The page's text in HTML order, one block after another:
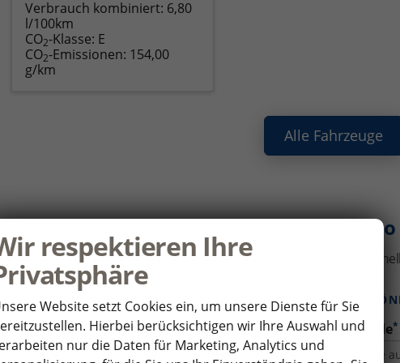
Verbrauch kombiniert: 6,80
l/100km
CO2-Klasse: E
CO2-Emissionen: 154,00
g/km
Alle Fahrzeuge
haben noch Fragen oder Ihr
Sie uns Ihre Anfrage über das Formular. Wir setzen uns so
WUNSCHFAHRZEUG
* Anrede*
respektieren Ihre
Website setzt Cookies ein, um unsere Dienste für Sie
Hierbei berücksichtigen wir Ihre Auswahl und
nur die Daten für Marketing, Analytics und